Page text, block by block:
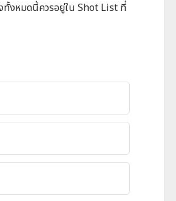
ทั้งหมดนี้ควรอยู่ใน Shot List ที่